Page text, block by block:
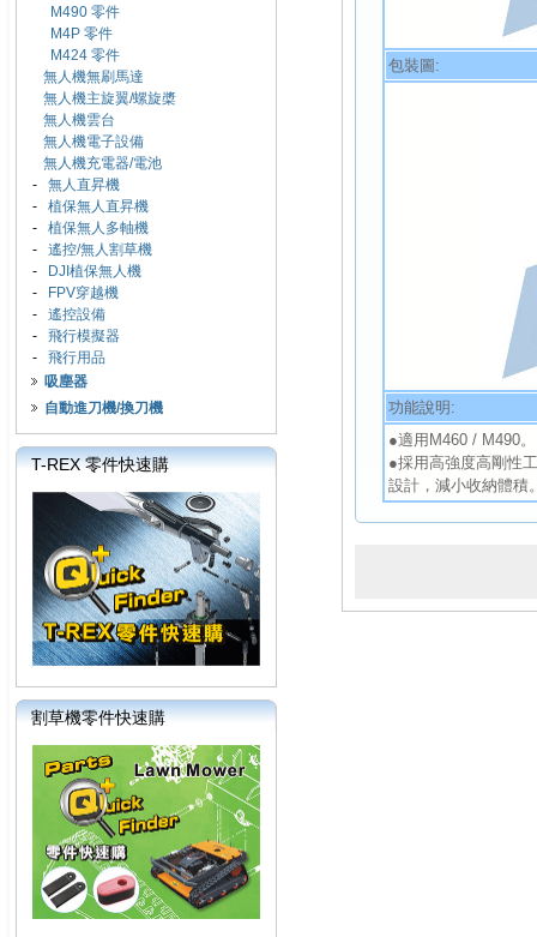
M490 零件
M4P 零件
M424 零件
無人機無刷馬達
無人機主旋翼/螺旋槳
無人機雲台
無人機電子設備
無人機充電器/電池
- 無人直昇機
- 植保無人直昇機
- 植保無人多軸機
- 遙控/無人割草機
-
DJI植保無人機
-
FPV穿越機
- 遙控設備
- 飛行模擬器
- 飛行用品
吸塵器
自動進刀機/換刀機
T-REX 零件快速購
割草機零件快速購
包裝圖:
功能說明:
●適用M460 / M490。
●採用高強度高剛性
設計，減小收納體積